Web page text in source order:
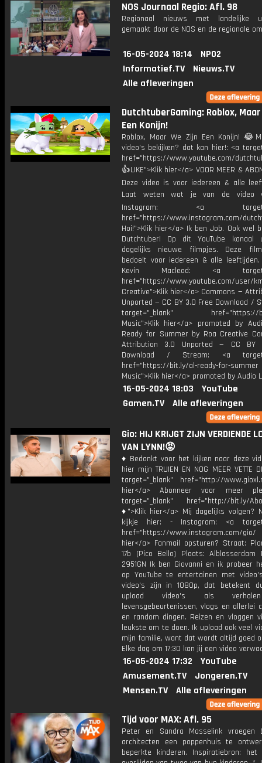
NOS Journaal Regio: Afl. 98
Regionaal nieuws met landelijke
gemaakt door de NOS en de regionale
16-05-2024 18:14
NPO2
Informatief.TV
Nieuws.TV
Alle afleveringen
DutchtuberGaming: Roblox,
Een Konijn!
Roblox, Maar We Zijn Een Konijn!
video's bekijken? dat kan hier!: <a
href="https://www.youtube.com/
👍LIKE">Klik hier</a> VOOR MEER &
Deze video is voor iedereen & alle
Laat weten wat je van de video
Instagram: <a
href="https://www.instagram.com/
Hoi!">Klik hier</a> Ik ben Job. Ook wel
Dutchtuber! Op dit YouTube kanaal
dagelijks nieuwe filmpjes. Deze
bedoelt voor iedereen & alle
Kevin Macleod: <a
href="https://www.youtube.com/user/
Creative">Klik hier</a> Commons —
Unported — CC BY 3.0 Free Download /
target="_blank" href="https://
Music">Klik hier</a> promoted by
Ready for Summer by Roa Creative
Attribution 3.0 Unported — CC BY
Download / Stream: <a
href="https://bit.ly/al-ready-for-summer
Music">Klik hier</a> promoted by Audio
16-05-2024 18:03
YouTube
Gamen.TV
Alle afleveringen
Gio: HIJ KRIJGT ZIJN VERDIENDE
VAN LYNN!😡
♦ Bedankt voor het kijken naar deze
hier mijn TRUIEN EN NOG MEER VETTE
target="_blank" href="http://
hier</a> Abonneer voor meer
target="_blank" href="http://bit.ly/
♦">Klik hier</a> Mij dagelijks volgen?
kijkje hier: - Instagram: <a
href="https://www.instagram.com/
hier</a> Fanmail opsturen? Straat:
17b (Pico Bello) Plaats: Alblasserdam
2951GN Ik ben Giovanni en ik probeer
op YouTube te entertainen met
video's zijn in 1080p, dat betekent
upload video's als
levensgebeurtenissen, vlogs en allerlei
en random dingen. Reizen en vloggen
leukste om te doen. Ik upload ook veel
mijn familie, want dat wordt altijd goed
Elke dag om 17:30 kan jij een video
16-05-2024 17:32
YouTube
Amusement.TV
Jongeren.TV
Mensen.TV
Alle afleveringen
Tijd voor MAX: Afl. 95
Peter en Sandra Masselink vroegen
architecten een poppenhuis te
beperkte kinderen. Inspiratiebron: het